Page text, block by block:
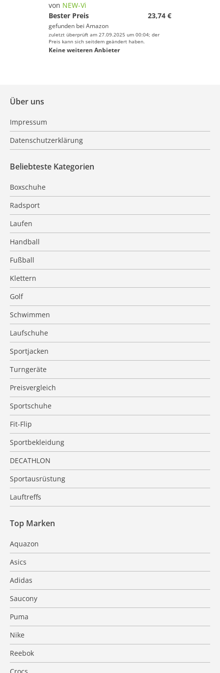
von NEW-Vi
Bester Preis
23,74 €
gefunden bei Amazon
zuletzt überprüft am 27.09.2025 um 00:04; der
Preis kann sich seitdem geändert haben.
Keine weiteren Anbieter
Über uns
Impressum
Datenschutzerklärung
Beliebteste Kategorien
Boxschuhe
Radsport
Laufen
Handball
Fußball
Klettern
Golf
Schwimmen
Laufschuhe
Sportjacken
Turngeräte
Preisvergleich
Sportschuhe
Fit-Flip
Sportbekleidung
DECATHLON
Sportausrüstung
Lauftreffs
Top Marken
Aquazon
Asics
Adidas
Saucony
Puma
Nike
Reebok